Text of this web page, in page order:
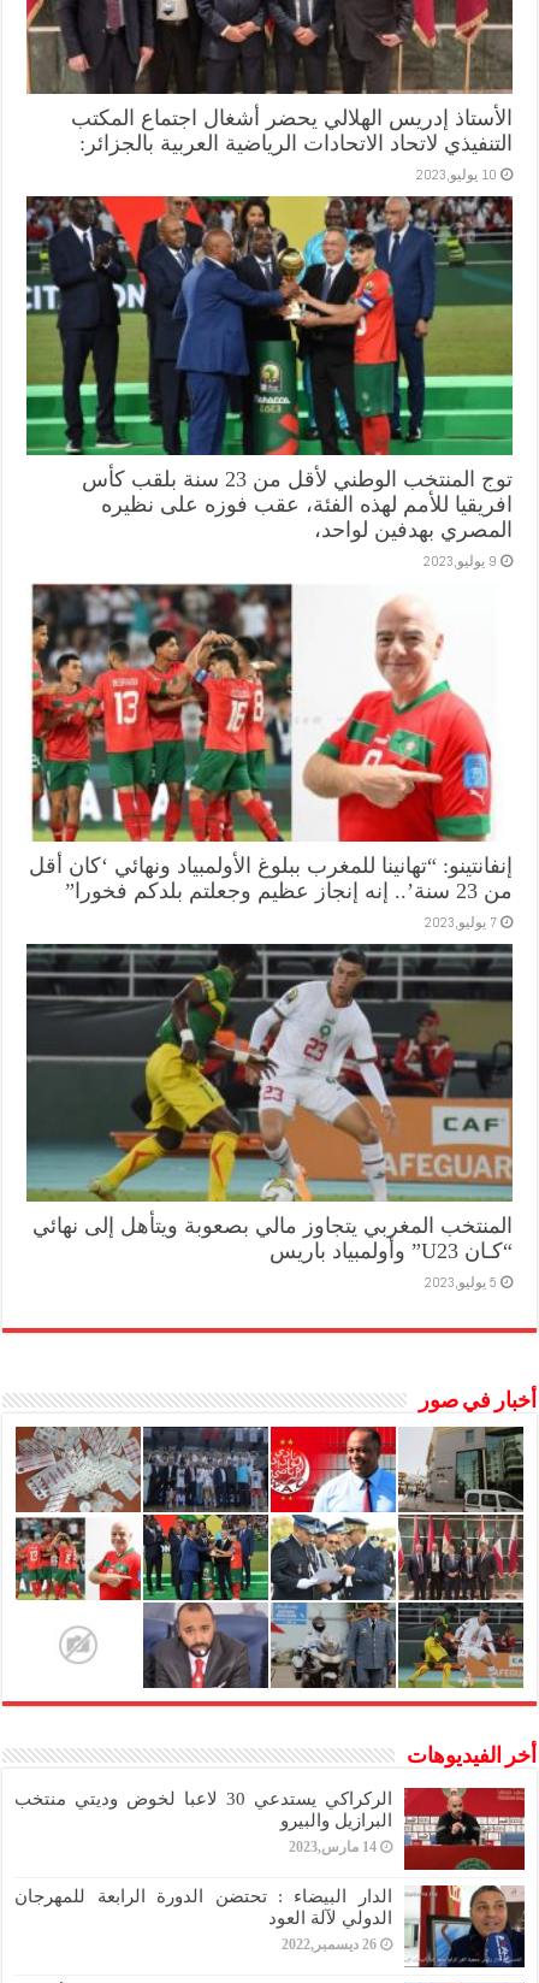
الأستاذ إدريس الهلالي يحضر أشغال اجتماع المكتب
التنفيذي لاتحاد الاتحادات الرياضية العربية بالجزائر:
10 يوليو,2023
توج المنتخب الوطني لأقل من 23 سنة بلقب كأس
افريقيا للأمم لهذه الفئة، عقب فوزه على نظيره
المصري بهدفين لواحد،
9 يوليو,2023
إنفانتينو: “تهانينا للمغرب ببلوغ الأولمبياد ونهائي ‘كان أقل
من 23 سنة’.. إنه إنجاز عظيم وجعلتم بلدكم فخورا”
7 يوليو,2023
المنتخب المغربي يتجاوز مالي بصعوبة ويتأهل إلى نهائي
“كـان U23” وأولمبياد باريس
5 يوليو,2023
أخبار في صور
أخر الفيديوهات
الركراكي يستدعي 30 لاعبا لخوض وديتي منتخب
البرازيل والبيرو
14 مارس,2023
الدار البيضاء : تحتضن الدورة الرابعة للمهرجان
الدولي لآلة العود
26 ديسمبر,2022